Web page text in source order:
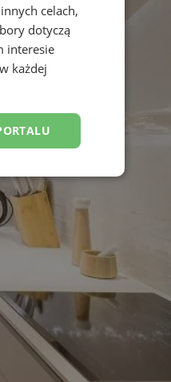
celach,
dotyczą
interesie
każdej
użytkownika i